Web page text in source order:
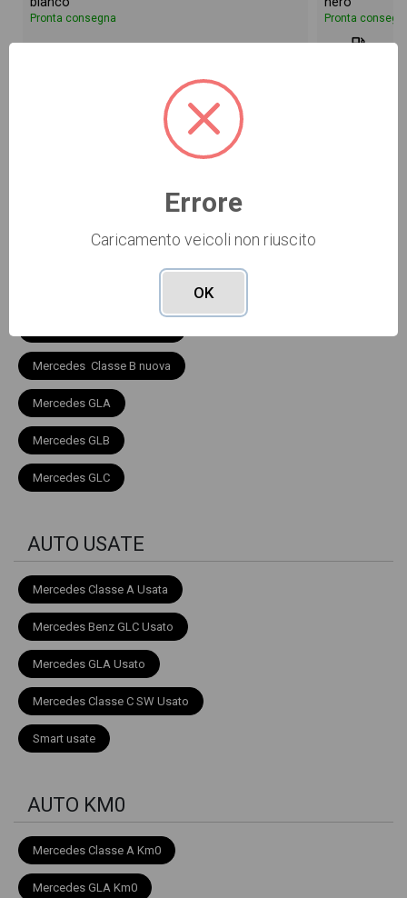
Pronta consegna
Vai alla scheda >>
Pronta
I più cercati del momento
Mercedes Classe B nuova
Mercedes GLA
Mercedes GLB
Mercedes GLC
AUTO USATE
Mercedes Classe A Usata
Mercedes Benz GLC Usato
Mercedes GLA Usato
Mercedes Classe C SW Usato
Smart usate
AUTO KM0
Mercedes Classe A Km0
Mercedes GLA Km0
Errore
Caricamento veicoli non riuscito
OK